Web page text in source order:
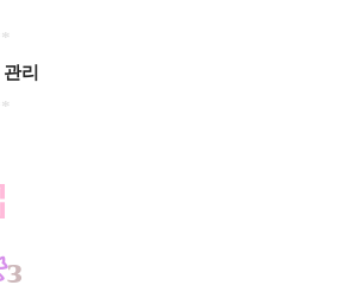
​*
리
​*
з